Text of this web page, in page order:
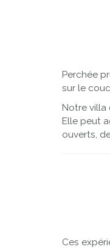
Perchée
sur le
Notre villa
Elle peut
ouverts,
Ces